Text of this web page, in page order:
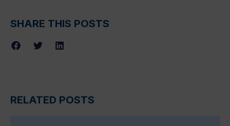
SHARE THIS POSTS
RELATED POSTS